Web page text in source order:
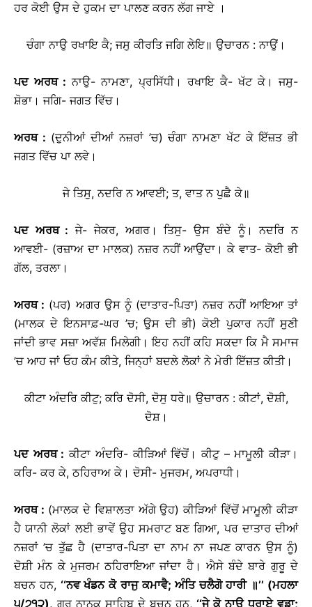
ਹਰ ਕੋਈ ਉਸ ਦੇ ਹੁਕਮ ਦਾ ਪਾਲਣ ਕਰਨ ਲੱਗ ਜਾਏ ।
ਚੰਗਾ ਨਾਉ ਰਖਾਇ ਕੈ; ਜਸੁ ਕੀਰਤਿ ਜਗਿ ਲੇਇ॥ ਉਚਾਰਨ : ਨਾਉਂ।
ਪਦ ਅਰਥ: ਨਾਉ- ਨਾਮਣਾ, ਪ੍ਰਸਿੱਧੀ। ਰਖਾਇ ਕੈ- ਖੱਟ ਕੇ। ਜਸੁ-
ਸ਼ੋਭਾ। ਜਗਿ- ਜਗਤ ਵਿੱਚ।
ਅਰਥ: (ਦੁਨੀਆਂ ਦੀਆਂ ਨਜ਼ਰਾਂ ’ਚ) ਚੰਗਾ ਨਾਮਣਾ ਖੱਟ ਕੇ ਇੱਜ਼ਤ ਭੀ
ਜਗਤ ਵਿੱਚ ਪਾ ਲਵੇ।
ਜੇ ਤਿਸੁ, ਨਦਰਿ ਨ ਆਵਈ; ਤ, ਵਾਤ ਨ ਪੁਛੈ ਕੇ॥
ਪਦ ਅਰਥ: ਜੇ- ਜੇਕਰ, ਅਗਰ। ਤਿਸੁ- ਉਸ ਬੰਦੇ ਨੂੰ। ਨਦਰਿ ਨ
ਆਵਈ- (ਰਜ਼ਾਅ ਦਾ ਮਾਲਕ) ਨਜ਼ਰ ਨਹੀਂ ਆਉਂਦਾ। ਕੇ ਵਾਤ- ਕੋਈ ਭੀ
ਗੱਲ, ਤਰਲਾ।
ਅਰਥ: (ਪਰ) ਅਗਰ ਉਸ ਨੂੰ (ਦਾਤਾਰ-ਪਿਤਾ) ਨਜ਼ਰ ਨਹੀਂ ਆਇਆ ਤਾਂ
(ਮਾਲਕ ਦੇ ਇਨਸਾਫ਼-ਘਰ ’ਚ; ਉਸ ਦੀ ਭੀ) ਕੋਈ ਪੁਕਾਰ ਨਹੀਂ ਸੁਣੀ
ਜਾਂਦੀ ਭਾਵ ਸਜ਼ਾ ਅਵੱਸ਼ ਮਿਲੇਗੀ। ਇਹ ਨਹੀਂ ਕਹਿ ਸਕਦਾ ਕਿ ਮੈ ਸਮਾਜ
’ਚ ਆਹ ਜਾਂ ਓਹ ਕੰਮ ਕੀਤੇ, ਜਿਨ੍ਹਾਂ ਬਦਲੇ ਲੋਕਾਂ ਨੇ ਮੇਰੀ ਇੱਜ਼ਤ ਕੀਤੀ।
ਕੀਟਾ ਅੰਦਰਿ ਕੀਟੁ; ਕਰਿ ਦੋਸੀ, ਦੋਸੁ ਧਰੇ॥ ਉਚਾਰਨ : ਕੀਟਾਂ, ਦੋਸ਼ੀ,
ਦੋਸ਼।
ਪਦ ਅਰਥ: ਕੀਟਾ ਅੰਦਰਿ- ਕੀੜਿਆਂ ਵਿੱਚੋਂ। ਕੀਟੁ – ਮਾਮੂਲੀ ਕੀੜਾ।
ਕਰਿ- ਕਰ ਕੇ, ਠਹਿਰਾਅ ਕੇ। ਦੋਸੀ- ਮੁਜਰਮ, ਅਪਰਾਧੀ।
ਅਰਥ: (ਮਾਲਕ ਦੇ ਵਿਸ਼ਾਲਤਾ ਅੱਗੇ ਉਹ) ਕੀੜਿਆਂ ਵਿੱਚੋਂ ਮਾਮੂਲੀ ਕੀੜਾ
ਹੈ ਯਾਨੀ ਲੋਕਾਂ ਲਈ ਭਾਵੇਂ ਉਹ ਸਮਰਾਟ ਬਣ ਗਿਆ, ਪਰ ਦਾਤਾਰ ਦੀਆਂ
ਨਜ਼ਰਾਂ ’ਚ ਤੁੱਛ ਹੈ (ਦਾਤਾਰ-ਪਿਤਾ ਦਾ ਨਾਮ ਨਾ ਜਪਣ ਕਾਰਨ ਉਸ ਨੂੰ)
ਦੋਸ਼ੀ ਮੰਨ ਕੇ ਮੁਜਰਮ ਠਹਿਰਾਇਆ ਜਾਂਦਾ ਹੈ। ਐਸੇ ਬੰਦੇ ਬਾਰੇ ਗੁਰੂ ਦੇ
ਬਚਨ ਹਨ, ‘‘ਨਵ ਖੰਡਨ ਕੋ ਰਾਜੁ ਕਮਾਵੈ;ਅੰਤਿ ਚਲੈਗੋ ਹਾਰੀ ॥’’ (ਮਹਲਾ
੫/੭੧੨), ਗੁਰੂ ਨਾਨਕ ਸਾਹਿਬ ਦੇ ਬਚਨ ਹਨ, ‘‘ਜੇ ਕੋ ਨਾਉ ਧਰਾਏ ਵਡਾ;